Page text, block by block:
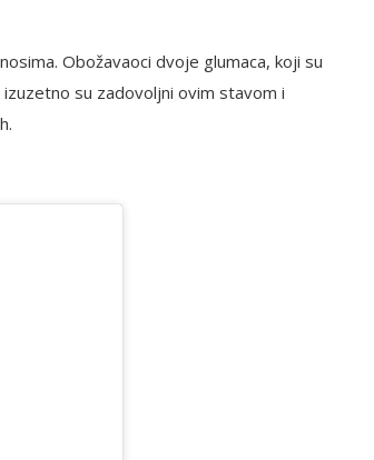
Obožavaoci dvoje glumaca, koji su
su zadovoljni ovim stavom i